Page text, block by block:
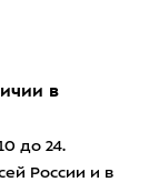
в
до 24.
России и в